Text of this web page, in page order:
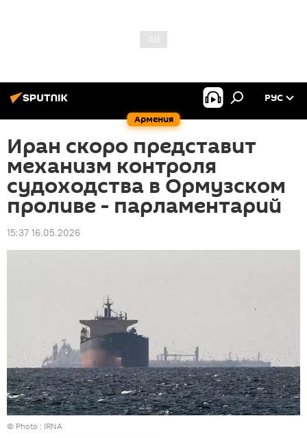
Армения
РУС
Иран скоро представит
механизм контроля
судоходства в Ормузском
проливе - парламентарий
15:37 16.05.2026
© Photo : IRNA